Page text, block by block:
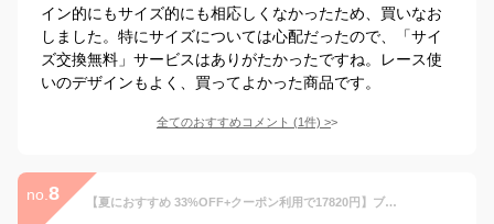
イン的にもサイズ的にも相応しくなかったため、買いなお
しました。特にサイズについては心配だったので、「サイ
ズ交換無料」サービスはありがたかったですね。レース使
いのデザインもよく、買ってよかった商品です。
全てのおすすめコメント (1件) >
no. 8 【夏におすすめ 33%OFF+クーポン利用で17820円】ブラックフォーマル 喪服 レディース 50代 夏用 ワンピーススーツ 前開き 洗える ロング丈 2点セット オシャレ 冠婚葬祭 法事 礼服 葬式 お葬式 親族 初七日 卒業式 小学校 おしゃれ 30代 40代 60代 授乳 膝下 ひざ下